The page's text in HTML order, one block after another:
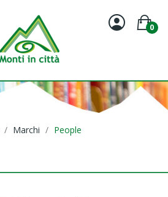
0
Marchi People